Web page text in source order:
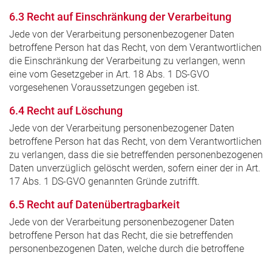
6.3 Recht auf Einschränkung der Verarbeitung
Jede von der Verarbeitung personenbezogener Daten
betroffene Person hat das Recht, von dem Verantwortlichen
die Einschränkung der Verarbeitung zu verlangen, wenn
eine vom Gesetzgeber in Art. 18 Abs. 1 DS-GVO
vorgesehenen Voraussetzungen gegeben ist.
6.4 Recht auf Löschung
Jede von der Verarbeitung personenbezogener Daten
betroffene Person hat das Recht, von dem Verantwortlichen
zu verlangen, dass die sie betreffenden personenbezogenen
Daten unverzüglich gelöscht werden, sofern einer der in Art.
17 Abs. 1 DS-GVO genannten Gründe zutrifft.
6.5 Recht auf Datenübertragbarkeit
Jede von der Verarbeitung personenbezogener Daten
betroffene Person hat das Recht, die sie betreffenden
personenbezogenen Daten, welche durch die betroffene